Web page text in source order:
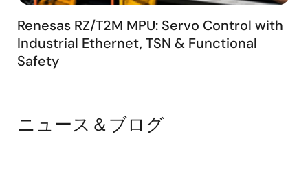
Renesas RZ/T2M MPU: Servo Control with
Industrial Ethernet, TSN & Functional
Safety
ニュース＆ブログ